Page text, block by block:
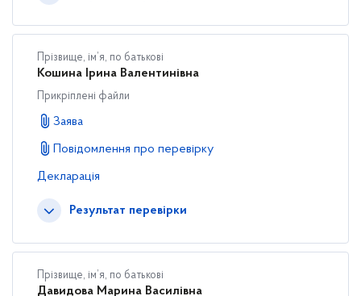
Прізвище, ім’я, по батькові
Кошина Ірина Валентинівна
Прикріплені файли
Заява
Повідомлення про перевірку
Декларація
Результат перевірки
Прізвище, ім’я, по батькові
Давидова Марина Василівна